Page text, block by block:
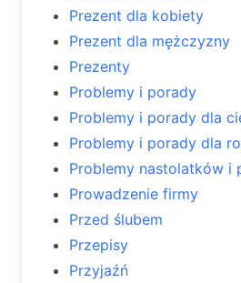
Prezent dla kobiety
Prezent dla mężczyzny
Prezenty
Problemy i porady
Problemy i porady dla
Problemy i porady dla
Problemy nastolatków i
Prowadzenie firmy
Przed ślubem
Przepisy
Przyjaźń